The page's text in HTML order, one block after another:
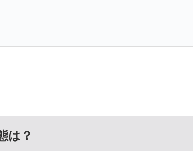
は？